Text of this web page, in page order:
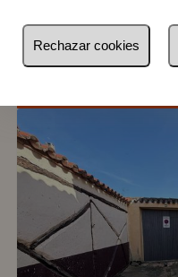
Lista
más reciente
Menos reciente
Baratos
Pequeños
Grandes
Rechazar cookies